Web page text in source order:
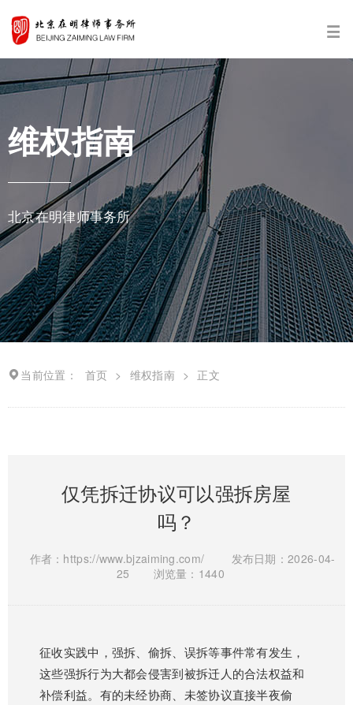
维权指南
北京在明律师事务所
当前位置： 首页 > 维权指南 > 正文
仅凭拆迁协议可以强拆房屋
吗？
作者：https://www.bjzaiming.com/
发布日期：2026-04-
25
浏览量：1440
征收实践中，强拆、偷拆、误拆等事件常有发生，
这些强拆行为大都会侵害到被拆迁人的合法权益和
补偿利益。有的未经协商、未签协议直接半夜偷